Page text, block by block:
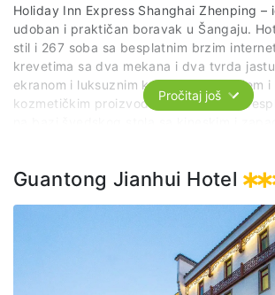
Holiday Inn Express Shanghai Zhenping –
udoban i praktičan boravak u Šangaju.
stil i 267 soba sa besplatnim brzim
krevetima sa dva mekana i dva tvrda
ekranom i luksuznim kupatilima sa tušem
kozmetičkim proizvodima. Uživajte u
internetom, štampanjem i drugim IT
Pročitaj još
Guantong Jianhui Hotel